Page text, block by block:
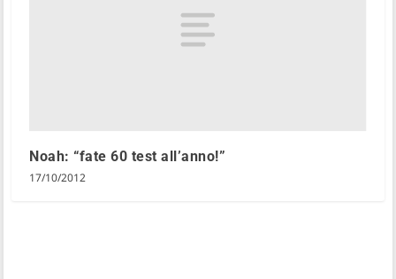
Noah: “fate 60 test all’anno!”
17/10/2012